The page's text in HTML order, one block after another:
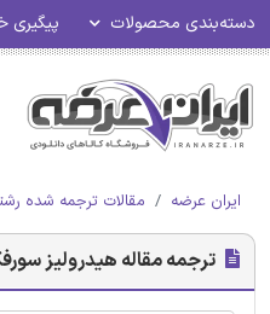
دسته‌بندی محصولات پیگیری
ایران عرضه مقالات ترجمه شده
ترجمه مقاله هیدرولیز